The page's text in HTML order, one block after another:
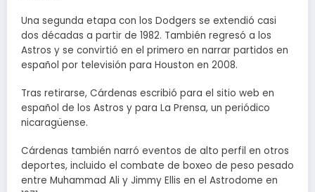
Una segunda etapa con los Dodgers se extendió casi
dos décadas a partir de 1982. También regresó a los
Astros y se convirtió en el primero en narrar partidos en
español por televisión para Houston en 2008.
Tras retirarse, Cárdenas escribió para el sitio web en
español de los Astros y para La Prensa, un periódico
nicaragüense.
Cárdenas también narró eventos de alto perfil en otros
deportes, incluido el combate de boxeo de peso pesado
entre Muhammad Ali y Jimmy Ellis en el Astrodome en